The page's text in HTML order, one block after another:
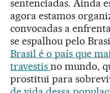
sentenciadas. Ainda
agora estamos
convocadas a
se espalhou pelo
Brasil é o país que
travestis no mundo,
prostitui para